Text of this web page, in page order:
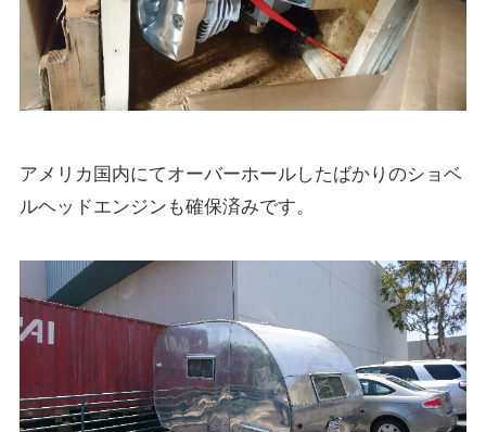
アメリカ国内にてオーバーホールしたばかりのショベ
ルヘッドエンジンも確保済みです。